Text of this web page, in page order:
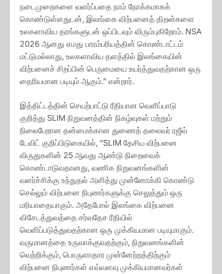
நடைமுறைகளை வளர்ப்பதை நாம் நோக்கமாகக்
கொண்டுள்ளதுடன், இலங்கை விற்பனைத் திறன்களை
உலகளாவிய தரங்களுடன் ஒப்பிடவும் விரும்புகிறோம். NSA
2026 ஆனது எமது பாரம்பரியத்தின் கொண்டாட்டம்
மட்டுமல்லாது, உலகளாவிய தளத்தில் இலங்கையின்
விற்பனைச் சிறப்பின் பெருமையை உயர்த்துவதற்கான ஒரு
தைரியமான படியும் ஆகும்.” என்றார்.
இத்திட்டத்தின் செயற்பாட்டு ரீதியான வெளிப்பாடு
குறித்து SLIM நிறுவனத்தின் நிகழ்வுகள் மற்றும்
நிலைபேறான தன்மைக்கான துணைத் தலைவர் ரஜீவ்
டேவிட் குறிப்பிடுகையில், “SLIM தேசிய விற்பனை
விருதுகளின் 25 ஆவது ஆண்டு நிறைவைக்
கொண்டாடுவதானது, வணிக நிறுவனங்களின்
வளர்ச்சிக்கு உந்துதல் அளித்து முன்னோக்கி கொண்டு
செல்லும் விற்பனை நிபுணர்களுக்கு செலுத்தும் ஒரு
மரியாதையாகும். அதேபோல் இலங்கை விற்பனை
விசேடத்துவத்தை சர்வதேச ரீதியில்
வெளிப்படுத்துவதற்கான ஒரு முக்கியமான படியுமாகும்.
வருமானத்தை உருவாக்குவதற்கும், நிறுவனங்களின்
வெற்றிக்கும், பொருளாதார முன்னேற்றத்திற்கும்
விற்பனை நிபுணர்கள் எவ்வளவு முக்கியமானவர்கள்